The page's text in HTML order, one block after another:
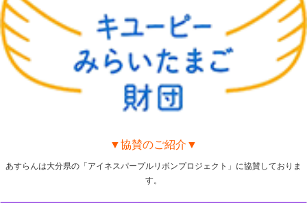
▼協賛のご紹介▼
あすらんは大分県の「アイネスパープルリボンプロジェクト」に協賛しておりま
す。